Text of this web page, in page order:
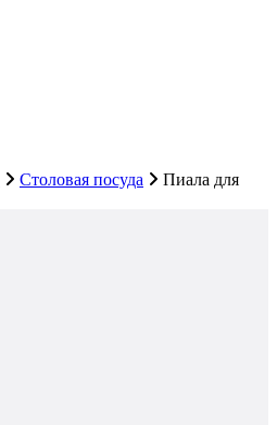
Столовая посуда
Пиала для